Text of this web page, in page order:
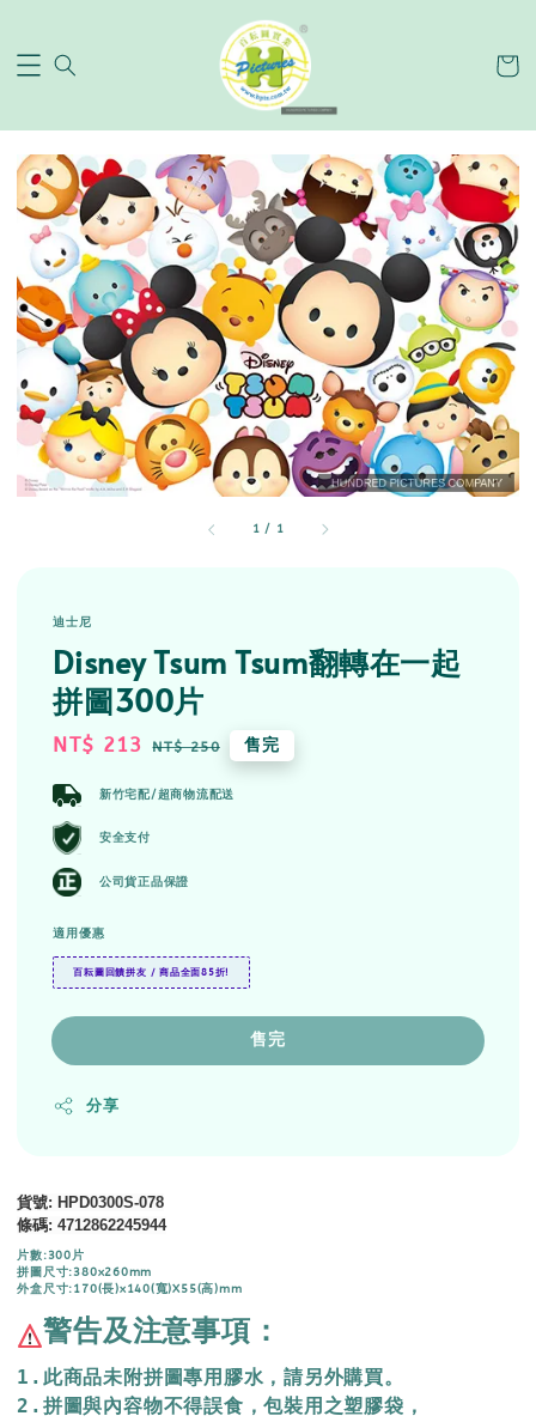
1 / 1
迪士尼
Disney Tsum Tsum翻轉在一起
拼圖300片
Sale
NT$ 213 Regular
NT$ 250 售完
新竹宅配/超商物流配送
安全支付
公司貨正品保證
適用優惠
百耘圖回饋拼友 / 商品全面85折!
售完
分享
貨號: HPD0300S-078
條碼:4712862245944
片數:300片
拼圖尺寸:380x260mm
外盒尺寸:170(長)x140(寬)X55(高)mm
警告及注意事項：
1.此商品未附拼圖專用膠水，請另外購買。
2.拼圖與內容物不得誤食，包裝用之塑膠袋，